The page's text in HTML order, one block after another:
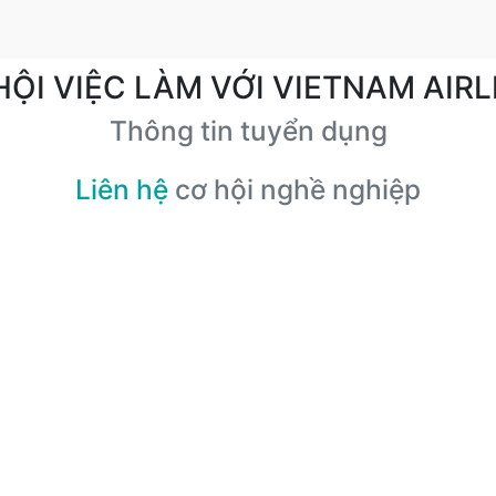
VIỆC LÀM VỚI VIETNAM
Thông tin tuyển dụng
Liên hệ cơ hội nghề nghiệp